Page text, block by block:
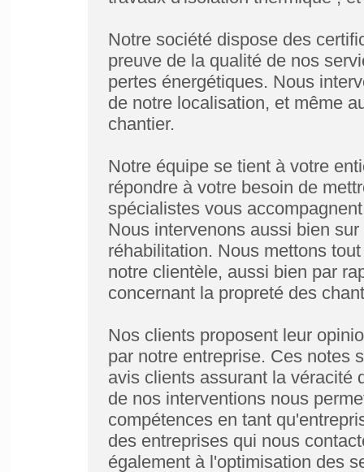
Notre société dispose des
preuve de la qualité de nos
pertes énergétiques. Nous
de notre localisation, et même
chantier.
Notre équipe se tient à votre
répondre à votre besoin de
spécialistes vous
Nous intervenons aussi bien
réhabilitation. Nous mettons
notre clientèle, aussi bien par
concernant la propreté des
Nos clients proposent leur
par notre entreprise. Ces notes
avis clients assurant la véracité
de nos interventions nous
compétences en tant
des entreprises qui nous
également à l'optimisation des